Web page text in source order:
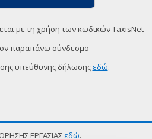
με τη χρήση των κωδικών TaxisNet
παραπάνω σύνδεσμο
υπεύθυνης δήλωσης εδώ.
ΕΡΓΑΣΙΑΣ εδώ.